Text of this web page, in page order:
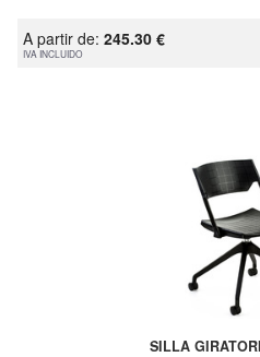
A partir de: 245.30 €
IVA INCLUIDO
SILLA